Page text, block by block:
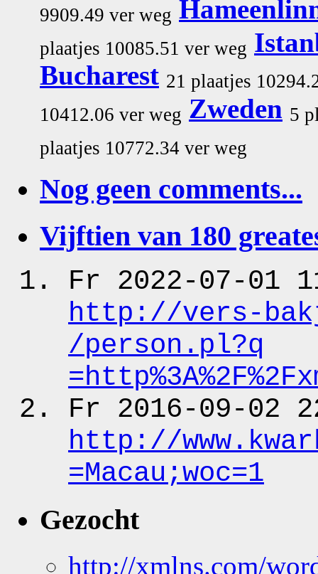
9909.49 ver weg
plaatjes 10085.51 ver weg
Bucharest 21 plaatjes
10412.06 ver weg Zweden 5
plaatjes 10772.34 ver weg
Nog geen comments...
Vijftien van 180
Fr 2022-07-01
http://vers-
/person.pl?q
Fr 2016-09-02
http://
=Macau;woc=1
Gezocht
http://xmlns.com/